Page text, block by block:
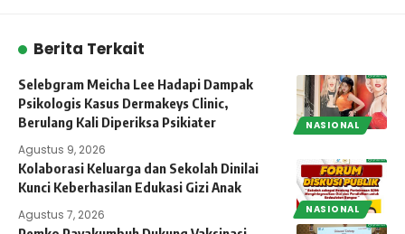
Berita Terkait
NASIONAL
Selebgram Meicha Lee Hadapi Dampak
Psikologis Kasus Dermakeys Clinic,
Berulang Kali Diperiksa Psikiater
Agustus 9, 2026
NASIONAL
Kolaborasi Keluarga dan Sekolah Dinilai
Kunci Keberhasilan Edukasi Gizi Anak
Agustus 7, 2026